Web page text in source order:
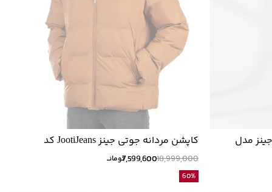
مدل
کاپشن مردانه جوتی جینز JootiJeans کد
43522100
18,999,000
7,599,600تومانــ
60%